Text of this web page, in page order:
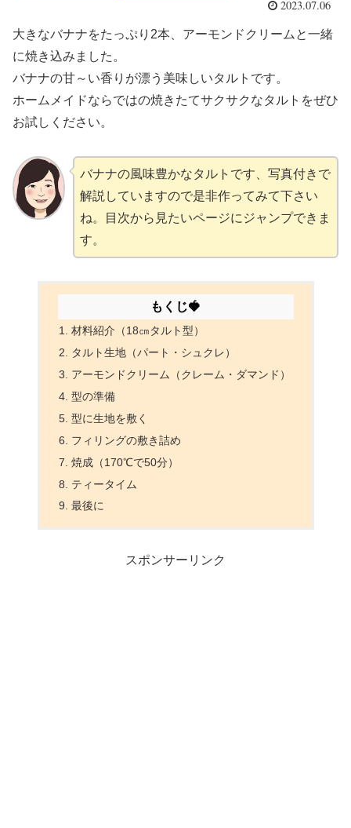
2023.07.06
大きなバナナをたっぷり2本、アーモンドクリームと一緒
に焼き込みました。
バナナの甘～い香りが漂う美味しいタルトです。
ホームメイドならではの焼きたてサクサクなタルトをぜひ
お試しください。
バナナの風味豊かなタルトです、写真付きで
解説していますので是非作ってみて下さい
ね。目次から見たいページにジャンプできま
す。
もくじ🍓
材料紹介（18㎝タルト型）
タルト生地（パート・シュクレ）
アーモンドクリーム（クレーム・ダマンド）
型の準備
型に生地を敷く
フィリングの敷き詰め
焼成（170℃で50分）
ティータイム
最後に
スポンサーリンク